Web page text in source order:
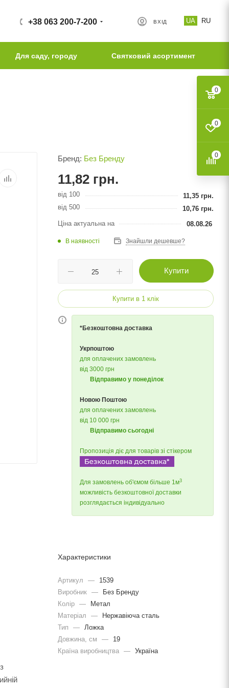
UA RU
ВХІД
+38 063 200-7-200
Для саду, городу Святковий асортимент
Бренд: Без Бренду
11,82 грн.
від 100 11,35 грн.
від 500
10,76 грн.
Ціна актуальна на
08.08.26
В наявності Знайшли дешевше?
Купити
Купити в 1 клік
*Безкоштовна доставка
Укрпоштою
для оплачених замовлень
від 3000 грн
Відправимо у понеділок
Новою Поштою
для оплачених замовлень
від 10 000 грн
Відправимо сьогодні
Пропозиція діє для товарів зі стікером
Для замовлень об'ємом більше 1м3
можливість безкоштовної доставки
розглядається індивідуально
Характеристики
Артикул —
1539
Виробник —
Без Бренду
Колір —
Метал
Матеріал
—
Нержавіюча сталь
Тип
—
Ложка
Довжина, cм
—
19
Країна виробництва — Україна
0
0
0